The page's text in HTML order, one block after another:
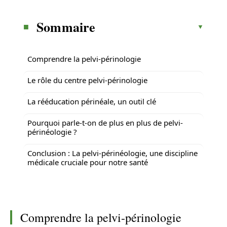
Sommaire
Comprendre la pelvi-périnologie
Le rôle du centre pelvi-périnologie
La rééducation périnéale, un outil clé
Pourquoi parle-t-on de plus en plus de pelvi-
périnéologie ?
Conclusion : La pelvi-périnéologie, une discipline
médicale cruciale pour notre santé
Comprendre la pelvi-périnologie